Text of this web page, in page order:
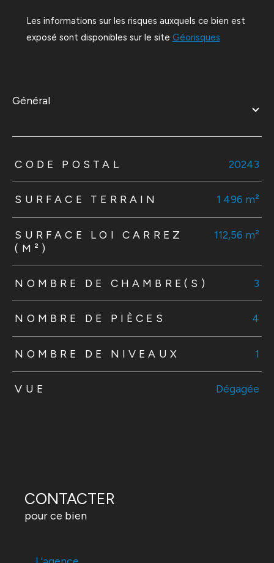
Les informations sur les risques auxquels ce bien est
exposé sont disponibles sur le site Géorisques
général
TRAD_ZEPHYR_Caracteristique TRAD_ZEPHYR_Valeurs
CODE POSTAL 20243
SURFACE TERRAIN 1 496 m²
SURFACE LOI CARREZ
(M²)
112,56 m²
NOMBRE DE CHAMBRE(S) 3
NOMBRE DE PIÈCES 4
NOMBRE DE NIVEAUX 1
VUE Dégagée
CONTACTER
pour ce bien